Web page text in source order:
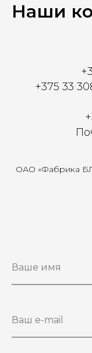
Наши
+375 33
ОАО «Фабрика